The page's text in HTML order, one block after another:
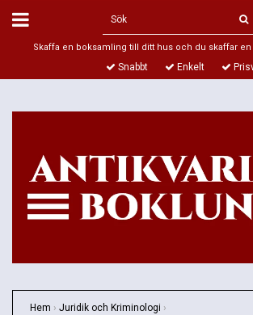
Skaffa en boksamling till ditt hus och du skaffar
Snabbt Enkelt
Hem › Juridik och Kriminologi ›